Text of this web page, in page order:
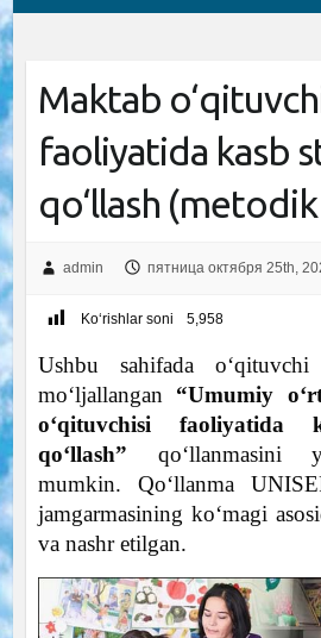
Maktab
faoliyatida kasb
qo‘llash
admin пятница октября 25th,
Ko‘rishlar soni 5,958
Ushbu sahifada
mo‘ljallangan “Umumiy
o‘qituvchisi faoliyatida
qo‘llash” qo‘llanmasini
mumkin. Qo‘llanma
jamgarmasining ko‘magi
va nashr etilgan.